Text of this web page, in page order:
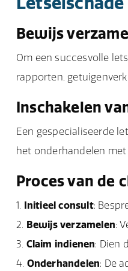
Bewijs
Om een succesvolle
rapporten,
Inschakelen
Een gespecialiseerde
het onderhandelen
Proces van de
Initieel consult:
Bewijs verzamelen:
Claim indienen: Dien
Onderhandelen: De